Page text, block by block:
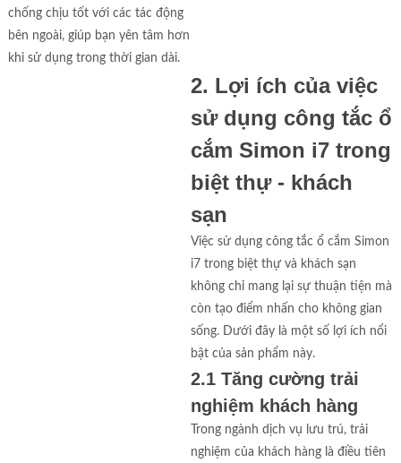
chống chịu tốt với các tác động
bên ngoài, giúp bạn yên tâm hơn
khi sử dụng trong thời gian dài.
2. Lợi ích của việc
sử dụng công tắc ổ
cắm Simon i7 trong
biệt thự - khách
sạn
Việc sử dụng công tắc ổ cắm Simon
i7 trong biệt thự và khách sạn
không chỉ mang lại sự thuận tiện mà
còn tạo điểm nhấn cho không gian
sống. Dưới đây là một số lợi ích nổi
bật của sản phẩm này.
2.1 Tăng cường trải
nghiệm khách hàng
Trong ngành dịch vụ lưu trú, trải
nghiệm của khách hàng là điều tiên